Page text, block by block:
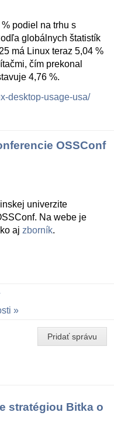
podiel na trhu s
globálnych štatistík
má Linux teraz 5,04 %
čím prekonal
4,76 %.
desktop-usage-usa/
OSSConf
univerzite
Na webe je
aj zborník.
Pridať správu
stratégiou Bitka o